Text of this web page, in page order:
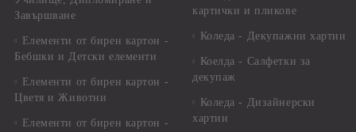
Завършване
Елементи от бирен картон -
Бебшки и Детски елементи
Елементи от бирен картон -
Цветя и Животни
Елементи от бирен картон -
картички и пликове
Коледа - Декупажни хартии
Коелда - Салфетки за
декупаж
Коледа - Дизайнерски
хартии